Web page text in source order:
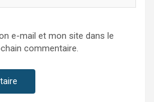
e-mail et mon site dans le
commentaire.